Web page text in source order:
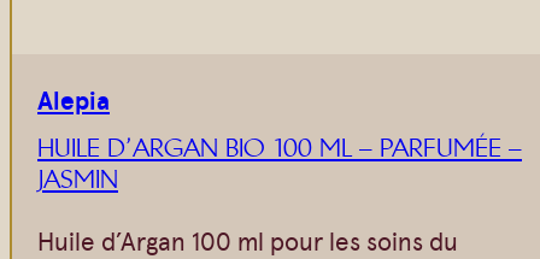
Alepia
HUILE D’ARGAN BIO 100 ML – PARFUMÉE –
JASMIN
Huile d’Argan 100 ml pour les soins du